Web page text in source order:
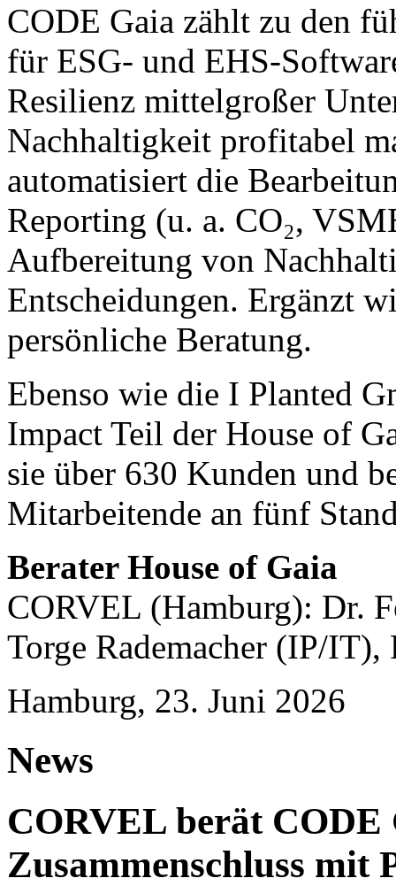
CODE Gaia zählt zu den
für ESG- und EHS-
Resilienz mittelgroßer
Nachhaltigkeit profitabel
automatisiert die
Reporting (u. a. CO₂,
Aufbereitung von
Entscheidungen. Ergänzt
persönliche Beratung.
Ebenso wie die I Planted
Impact Teil der House of
sie über 630 Kunden und
Mitarbeitende an fünf
Berater House of Gaia
CORVEL (Hamburg): Dr.
Torge Rademacher (IP/
Hamburg, 23. Juni 2026
News
CORVEL berät CODE
Zusammenschluss mit